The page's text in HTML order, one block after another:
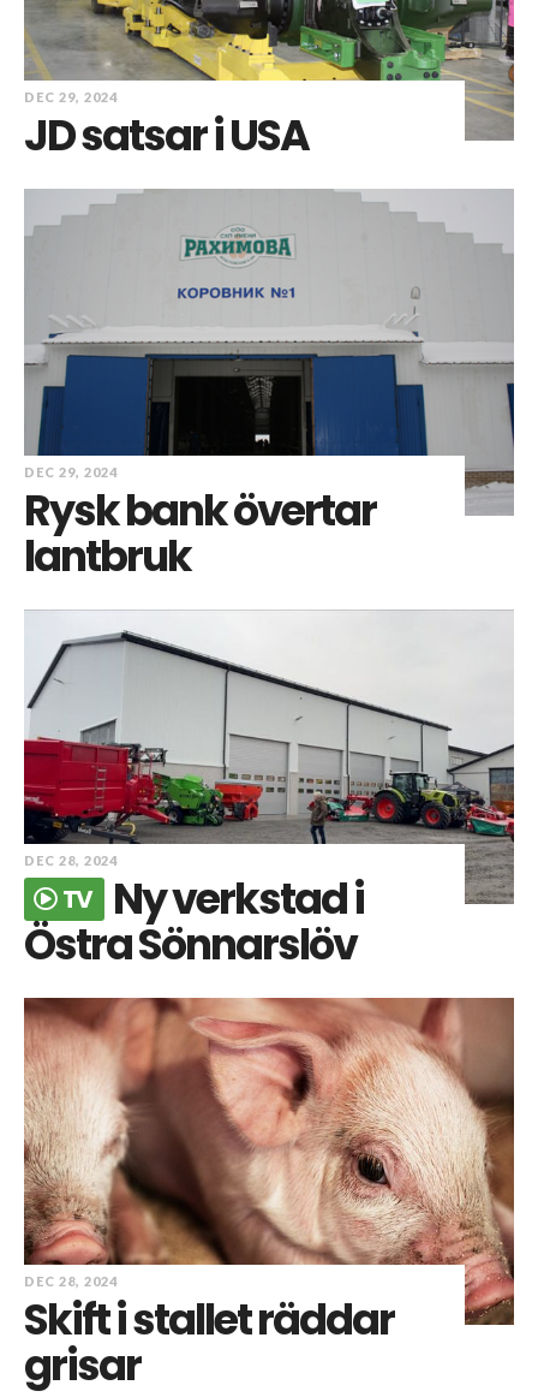
DEC 29, 2024
JD satsar i USA
DEC 29, 2024
Rysk bank övertar
lantbruk
DEC 28, 2024
TV Ny verkstad i
Östra Sönnarslöv
DEC 28, 2024
Skift i stallet räddar
grisar